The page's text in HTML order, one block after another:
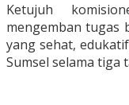
Ketujuh
mengemban tugas
yang sehat,
Sumsel selama tiga